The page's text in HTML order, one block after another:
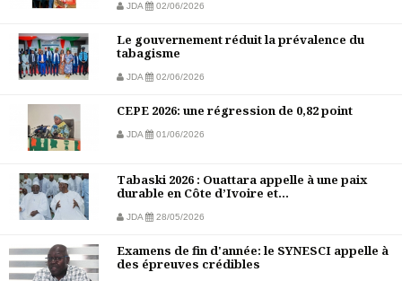
JDA 02/06/2026
Le gouvernement réduit la prévalence du
tabagisme
JDA 02/06/2026
CEPE 2026: une régression de 0,82 point
JDA 01/06/2026
Tabaski 2026 : Ouattara appelle à une paix
durable en Côte d’Ivoire et...
JDA 28/05/2026
Examens de fin d'année: le SYNESCI appelle à
des épreuves crédibles